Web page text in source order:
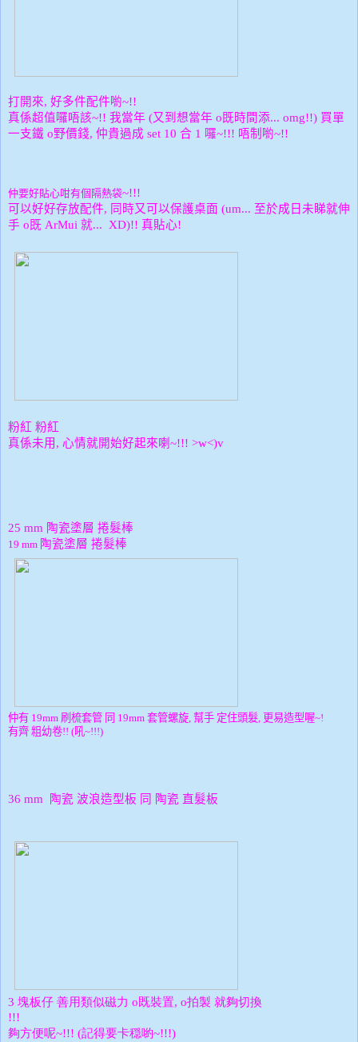
打開來, 好多件配件喲~!!
真係超值囉唔該~!! 我當年 (又到想當年 o既時間添... omg!!) 買單
一支鐵 o野價錢, 仲貴過成 set 10 合 1 囉~!!! 唔制喲~!!
仲要好貼心咁有個隔熱袋~!!!
可以好好存放配件, 同時又可以保護桌面 (um... 至於成日未睇就伸
手 o既 ArMui 就... XD)!! 真貼心!
粉紅 粉紅
真係未用, 心情就開始好起來喇~!!! >w<)v
25 mm 陶瓷塗層 捲髮棒
19 mm 陶瓷塗層 捲髮棒
仲有 19mm 刷梳套管 同 19mm 套管螺旋, 幫手 定住頭髮, 更易造型喔~!
有齊粗幼卷!! (吼~!!!)
36 mm 陶瓷 波浪造型板 同 陶瓷 直髮板
3 塊板仔 善用類似磁力 o既裝置, o拍製 就夠切換
!!!
夠方便呢~!!! (記得要卡穏喲~!!!)